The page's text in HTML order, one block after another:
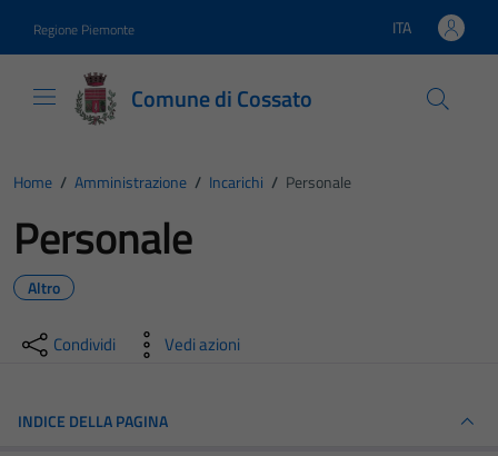
Regione Piemonte Lingua attiva:
ITA
Comune di Cossato
Home / Amministrazione / Incarichi / Personale
Personale
Altro
Condividi Vedi azioni
INDICE DELLA PAGINA